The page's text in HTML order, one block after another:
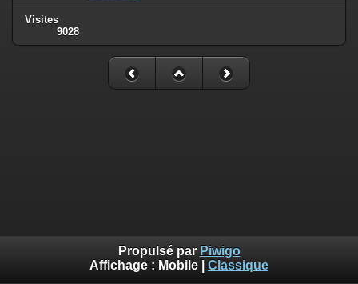
Visites
9028
Propulsé par Piwigo
Affichage : Mobile Classique